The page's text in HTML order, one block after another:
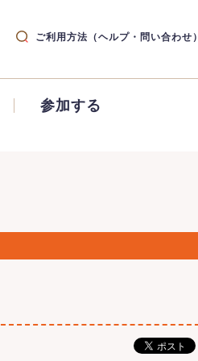
ご利用方法（ヘルプ・問い合わせ）
参加する